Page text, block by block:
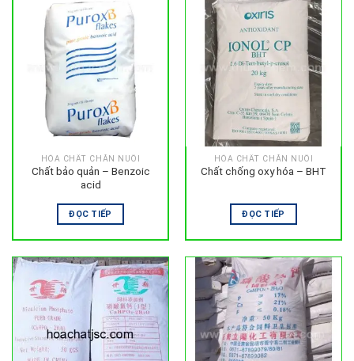
HÓA CHẤT CHĂN NUÔI
Chất bảo quản – Benzoic
acid
ĐỌC TIẾP
HÓA CHẤT CHĂN NUÔI
Chất chống oxy hóa – BHT
ĐỌC TIẾP